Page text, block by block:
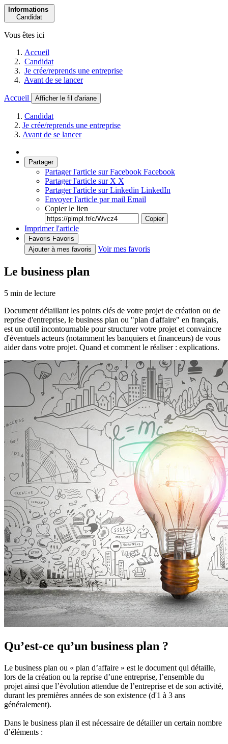
Informations
Candidat
Vous êtes ici
Accueil
Candidat
Je crée/reprends une entreprise
Avant de se lancer
Accueil Afficher le fil d'ariane
Candidat
Je crée/reprends une entreprise
Avant de se lancer
Partager
Partager l'article sur Facebook Facebook
Partager l'article sur X X
Partager l'article sur Linkedin LinkedIn
Envoyer l'article par mail Email
Copier le lien
Copier
Imprimer l'article
Favoris Favoris
Ajouter à mes favoris
Voir mes favoris
Le business plan
5 min de lecture
Document détaillant les points clés de votre projet de création ou de
reprise d'entreprise, le business plan ou "plan d'affaire" en français,
est un outil incontournable pour structurer votre projet et convaincre
d'éventuels acteurs (notamment les banquiers et financeurs) de vous
aider dans votre projet. Quand et comment le réaliser : explications.
Qu’est-ce qu’un business plan ?
Le business plan ou « plan d’affaire » est le document qui détaille,
lors de la création ou la reprise d’une entreprise, l’ensemble du
projet ainsi que l’évolution attendue de l’entreprise et de son activité,
durant les premières années de son existence (d'1 à 3 ans
généralement).
Dans le business plan il est nécessaire de détailler un certain nombre
d’éléments :